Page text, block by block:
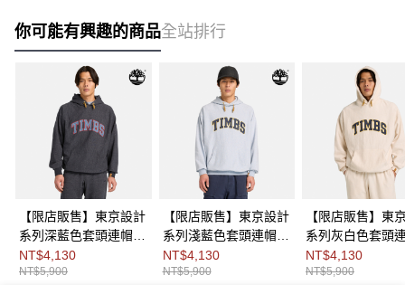
你可能有興趣的商品全站排行
【限店販售】東京設計
系列深藍色套頭連帽上
衣|0YH44G64
NT$4,130
NT$5,900
【限店販售】東京設計
系列淺藍色套頭連帽上
衣|0YH44AI0
NT$4,130
NT$5,900
【限店販售】東
系列灰白色套頭
衣|0YH44280
NT$4,130
NT$5,900